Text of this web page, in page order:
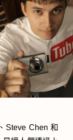
Steve Chen 和